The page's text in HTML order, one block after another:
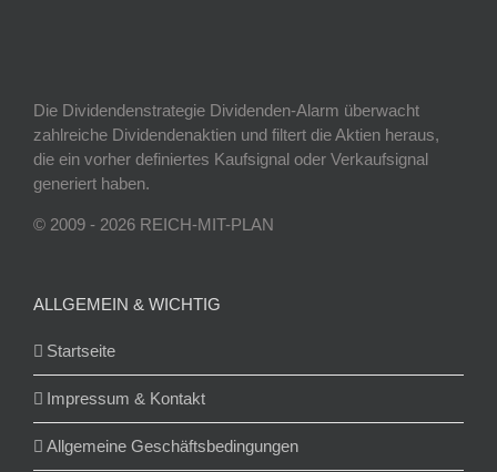
Die Dividendenstrategie Dividenden-Alarm überwacht
zahlreiche Dividendenaktien und filtert die Aktien heraus,
die ein vorher definiertes Kaufsignal oder Verkaufsignal
generiert haben.
© 2009 - 2026 REICH-MIT-PLAN
ALLGEMEIN & WICHTIG
Startseite
Impressum & Kontakt
Allgemeine Geschäftsbedingungen